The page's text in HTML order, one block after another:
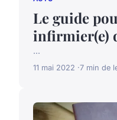
Le guide
infirmier(e)
...
11 mai 2022 7 min de